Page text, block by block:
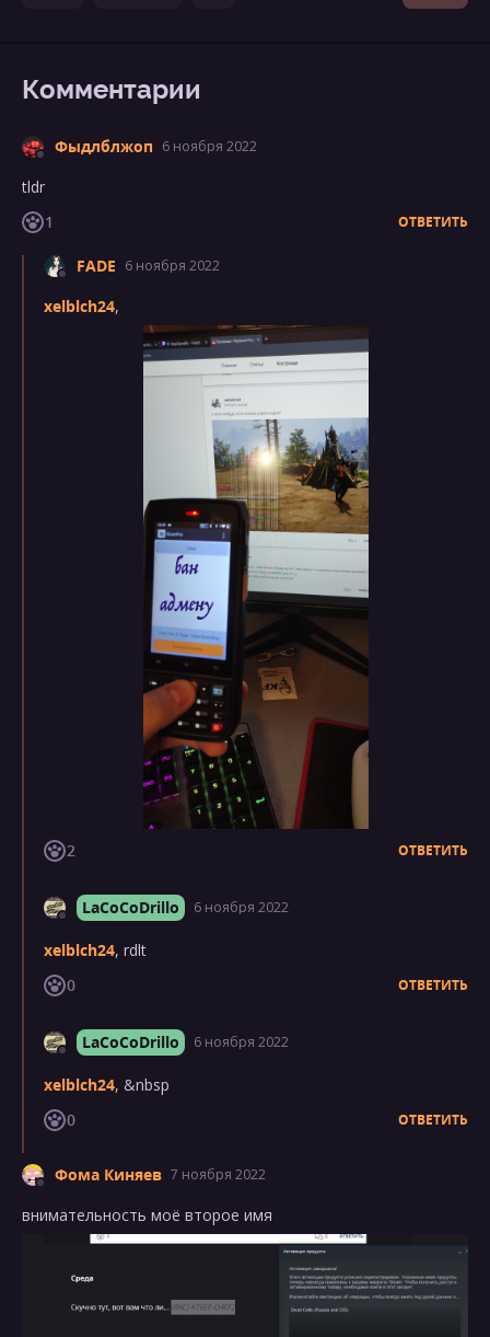
Комментарии
Фыдлблжоп 6 ноября 2022
tldr
1
ОТВЕТИТЬ
FADE 6 ноября 2022
xelblch24,
2 ОТВЕТИТЬ
LaCoCoDrillo 6 ноября 2022
xelblch24, rdlt
0
ОТВЕТИТЬ
LaCoCoDrillo 6 ноября 2022
xelblch24, &nbsp
0
ОТВЕТИТЬ
Фома Киняев 7 ноября 2022
внимательность моё второе имя